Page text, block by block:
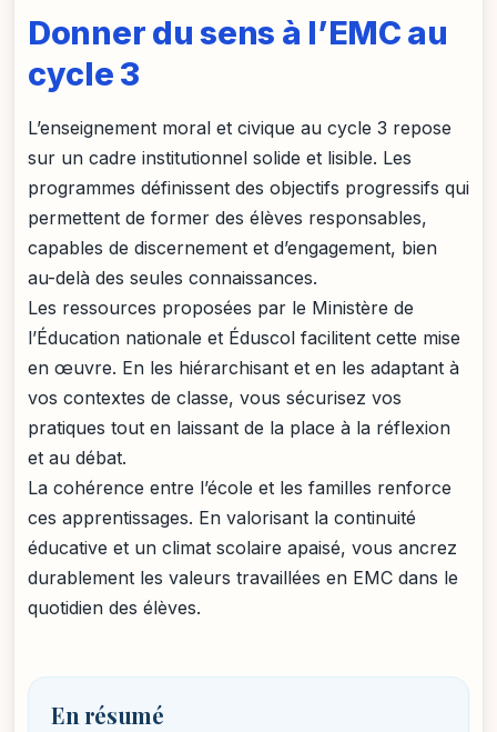
Donner du sens à l’EMC au
cycle 3
L’enseignement moral et civique au cycle 3 repose
sur un cadre institutionnel solide et lisible. Les
programmes définissent des objectifs progressifs qui
permettent de former des élèves responsables,
capables de discernement et d’engagement, bien
au-delà des seules connaissances.
Les ressources proposées par le Ministère de
l’Éducation nationale et Éduscol facilitent cette mise
en œuvre. En les hiérarchisant et en les adaptant à
vos contextes de classe, vous sécurisez vos
pratiques tout en laissant de la place à la réflexion
et au débat.
La cohérence entre l’école et les familles renforce
ces apprentissages. En valorisant la continuité
éducative et un climat scolaire apaisé, vous ancrez
durablement les valeurs travaillées en EMC dans le
quotidien des élèves.
En résumé